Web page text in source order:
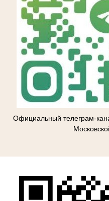
Официальный телеграм-